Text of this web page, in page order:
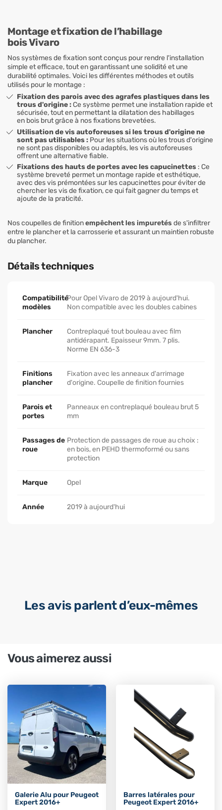
Montage et fixation de l’habillage
bois Vivaro
Nos systèmes de fixation sont conçus pour rendre l'installation
simple et efficace, tout en garantissant une solidité et une
durabilité optimales. Voici les différentes méthodes et outils
utilisés pour le montage :
Fixation des parois avec des agrafes plastiques dans les
trous d'origine :Ce système permet une installation rapide et
sécurisée, tout en permettant la dilatation des habillages
en bois brut grâce à nos fixations brevetées.
Utilisation de vis autoforeuses si les trous d'origine ne
sont pas utilisables : Pour les situations où les trous d'origine
ne sont pas disponibles ou adaptés, les vis autoforeuses
offrent une alternative fiable.
Fixations des hauts de portes avec les capucinettes : Ce
système breveté permet un montage rapide et esthétique,
avec des vis prémontées sur les capucinettes pour éviter de
chercher les vis de fixation, ce qui fait gagner du temps et
ajoute de la praticité.
Nos coupelles de finitionempêchent les impuretés de s'infiltrer
entre le plancher et la carrosserie et assurant un maintien robuste
du plancher.
Détails techniques
Compatibilité
modèles
Pour Opel Vivaro de 2019 à aujourd'hui.
Non compatible avec les doubles cabines
Plancher
Contreplaqué tout bouleau avec film
antidérapant. Epaisseur 9mm. 7 plis.
Norme EN 636-3
Finitions
plancher
Fixation avec les anneaux d'arrimage
d'origine. Coupelle de finition fournies
Parois et
portes
Panneaux en contreplaqué bouleau brut 5
mm
Passages de
roue
Protection de passages de roue au choix :
en bois, en PEHD thermoformé ou sans
protection
Marque Opel
Année 2019 à aujourd'hui
Les avis parlent d’eux-mêmes
Vous aimerez aussi
Galerie Alu pour Peugeot
Expert 2016+
Barres latérales pour
Peugeot Expert 2016+